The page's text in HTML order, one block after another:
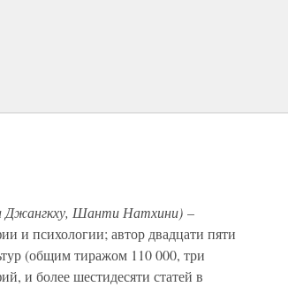
Джангкху, Шанти Натхини) –
и психологии; автор двадцати пяти
(общим тиражом 110 000, три
и более шестидесяти статей в